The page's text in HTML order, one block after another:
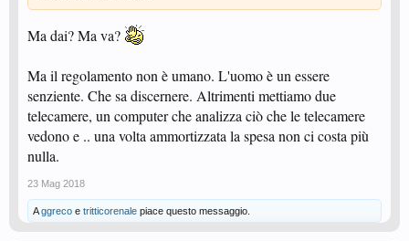
Ma dai? Ma va?
Ma il regolamento non è umano. L'uomo è un essere
senziente. Che sa discernere. Altrimenti mettiamo due
telecamere, un computer che analizza ciò che le telecamere
vedono e .. una volta ammortizzata la spesa non ci costa più
nulla.
23 Mag 2018
Aggreco e tritticorenale piace questo messaggio.